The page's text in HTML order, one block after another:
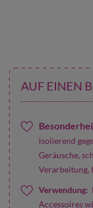
AUF EINEN
isolierend
Geräusche,
Verarbeitung,
Verwendung:
Accessoires